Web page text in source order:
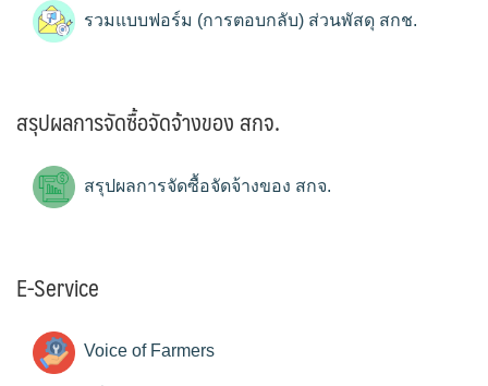
รวมแบบฟอร์ม (การตอบกลับ) ส่วนพัสดุ สกช.
สรุปผลการจัดซื้อจัดจ้างของ สกจ.
สรุปผลการจัดซื้อจัดจ้างของ สกจ.
E-Service
Voice of Farmers